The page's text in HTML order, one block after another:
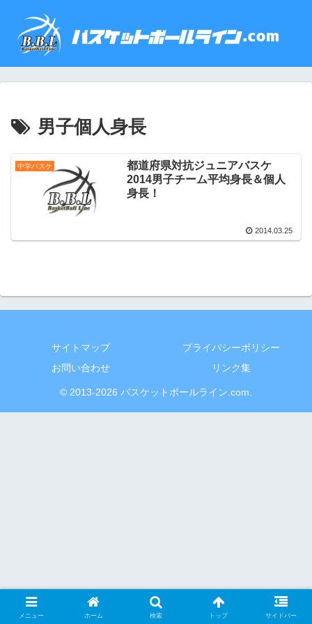
男子個人身長
中学バスケ
都道府県対抗ジュニアバスケ
2014男子チーム平均身長＆個人
身長！
2014.03.25
サイトマップ
プライバシーポリシー
お問い合わせ
リンク集
© 2013-2026 バスケットボールライン.com.
メニュー ホーム 検索 トップ サイドバー